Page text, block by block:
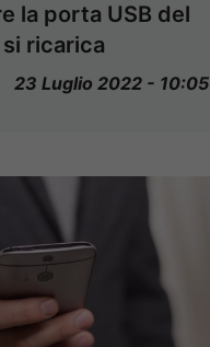
la porta USB del
ricarica
23 Luglio 2022 - 10:05